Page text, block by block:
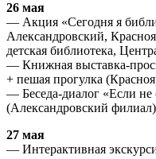
26 мая
— Акция «Сегодня я
Александровский,
детская библиотека,
— Книжная выставка-
+ пешая прогулка
— Беседа-диалог «Если не
(Александровский филиал)
27 мая
— Интерактивная